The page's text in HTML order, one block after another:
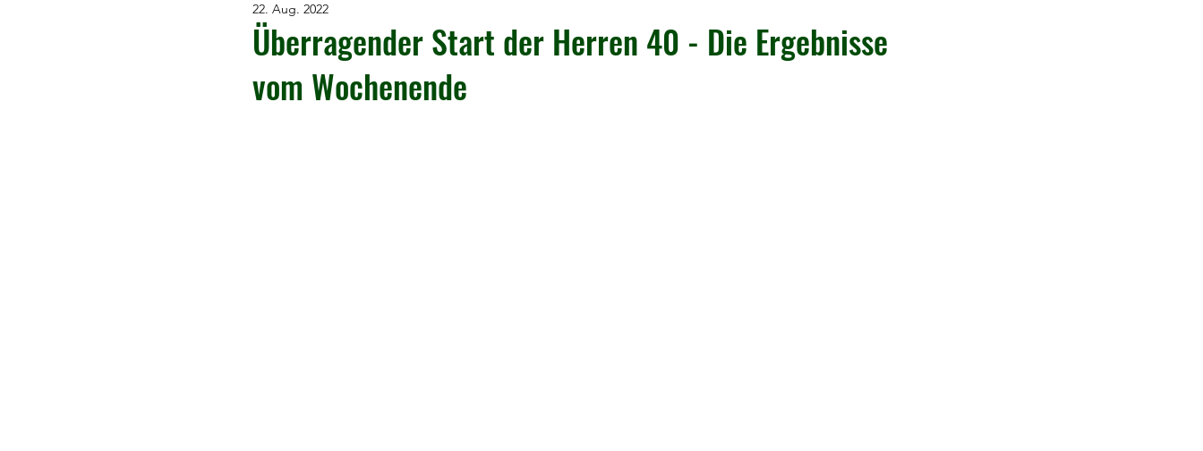
Präventionsangebote
Überragender Start der Herren 40 - Die Ergebnisse
vom Wochenende
22. Aug. 2022